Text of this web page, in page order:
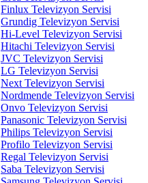
Finlux Televizyon Servisi
Grundig Televizyon Servisi
Hi-Level Televizyon Servisi
Hitachi Televizyon Servisi
JVC Televizyon Servisi
LG Televizyon Servisi
Next Televizyon Servisi
Nordmende Televizyon Servisi
Onvo Televizyon Servisi
Panasonic Televizyon Servisi
Philips Televizyon Servisi
Profilo Televizyon Servisi
Regal Televizyon Servisi
Saba Televizyon Servisi